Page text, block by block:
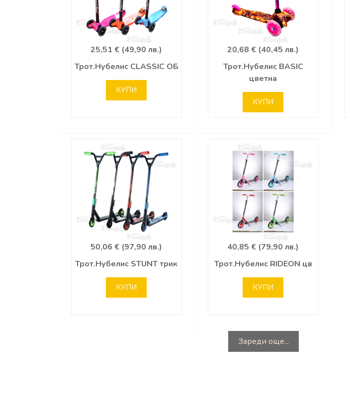
25,51 € (49,90 лв.)
Трот.Нубелис CLASSIC ОБ
КУПИ
20,68 € (40,45 лв.)
Трот.Нубелис BASIC
цветна
КУПИ
50,06 € (97,90 лв.)
Трот.Нубелис STUNT трик
КУПИ
40,85 € (79,90 лв.)
Трот.Нубелис RIDEON цв
КУПИ
Зареди още...